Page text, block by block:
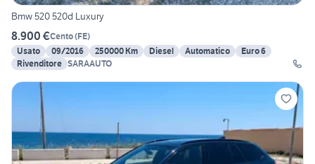
Bmw 520 520d Luxury
8.900 €Cento(FE)
Usato
09/2016 250000 Km Diesel Automatico
Euro 6
Rivenditore SARAAUTO